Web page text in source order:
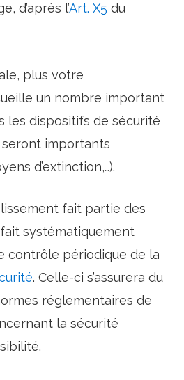
d’après l’Art. X5 du
plus votre
un nombre important
les dispositifs de sécurité
importants
d’extinction,…).
fait partie des
systématiquement
contrôle périodique de la
. Celle-ci s’assurera du
réglementaires de
la sécurité